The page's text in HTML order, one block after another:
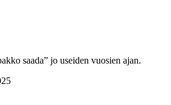
saada” jo useiden vuosien ajan.